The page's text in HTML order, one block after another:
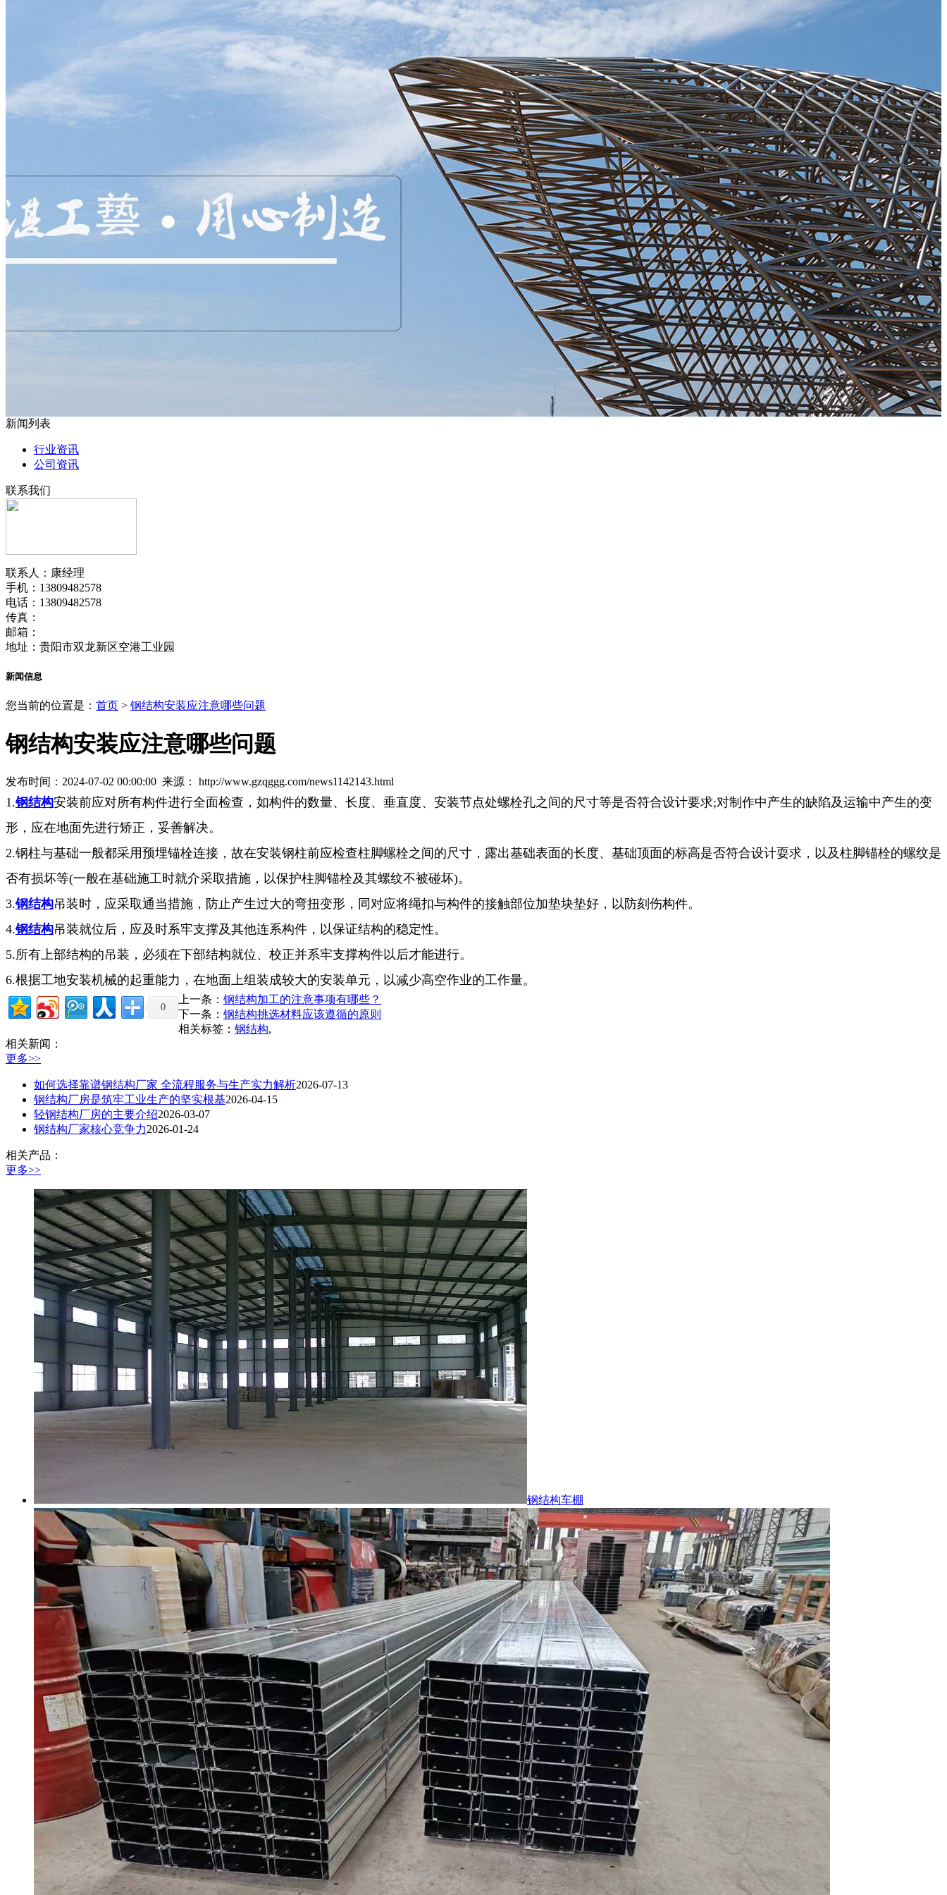
新闻列表
行业资讯
公司资讯
联系我们
联系人：康经理
手机：13809482578
电话：13809482578
传真：
邮箱：
地址：贵阳市双龙新区空港工业园
新闻信息
您当前的位置是： 首页 > 钢结构安装应注意哪些问题
钢结构安装应注意哪些问题
发布时间：2024-07-02 00:00:00 来源： http://www.gzqggg.com/news1142143.html
1.钢结构安装前应对所有构件进行全面检查，如构件的数量、长度、垂直度、安装节点处螺栓孔之间的尺寸等是否符合设计要求;对制作中产生的缺陷及运输中产生的变
形，应在地面先进行矫正，妥善解决。
2.钢柱与基础一般都采用预埋锚栓连接，故在安装钢柱前应检查柱脚螺栓之间的尺寸，露出基础表面的长度、基础顶面的标高是否符合设计耍求，以及柱脚锚栓的螺纹是
否有损坏等(一般在基础施工时就介采取措施，以保护柱脚锚栓及其螺纹不被碰坏)。
3.钢结构吊装时，应采取通当措施，防止产生过大的弯扭变形，同对应将绳扣与构件的接触部位加垫块垫好，以防刻伤构件。
4.钢结构吊装就位后，应及时系牢支撑及其他连系构件，以保证结构的稳定性。
5.所有上部结构的吊装，必须在下部结构就位、校正并系牢支撑构件以后才能进行。
6.根据工地安装机械的起重能力，在地面上组装成较大的安装单元，以减少高空作业的工作量。
0
上一条： 钢结构加工的注意事项有哪些？
下一条： 钢结构挑选材料应该遵循的原则
相关标签： 钢结构,
相关新闻：
更多>>
如何选择靠谱钢结构厂家 全流程服务与生产实力解析2026-07-13
钢结构厂房是筑牢工业生产的坚实根基2026-04-15
轻钢结构厂房的主要介绍2026-03-07
钢结构厂家核心竞争力2026-01-24
相关产品：
更多>>
钢结构车棚